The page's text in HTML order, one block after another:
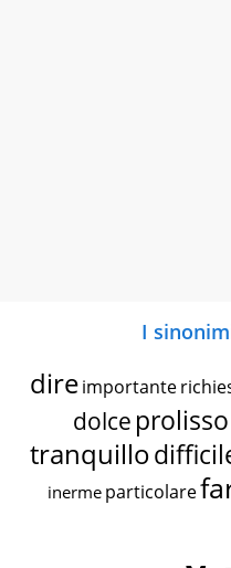
I
dire importante
dolce prolisso
tranquillo
inerme particolare